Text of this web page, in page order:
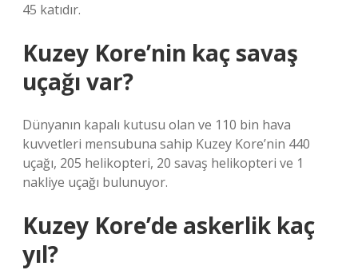
45 katıdır.
Kuzey Kore’nin kaç savaş
uçağı var?
Dünyanın kapalı kutusu olan ve 110 bin hava
kuvvetleri mensubuna sahip Kuzey Kore’nin 440
uçağı, 205 helikopteri, 20 savaş helikopteri ve 1
nakliye uçağı bulunuyor.
Kuzey Kore’de askerlik kaç
yıl?